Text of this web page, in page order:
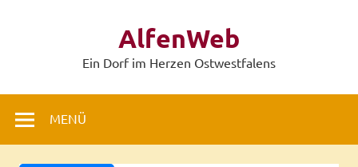
AlfenWeb
Ein Dorf im Herzen Ostwestfalens
MENÜ